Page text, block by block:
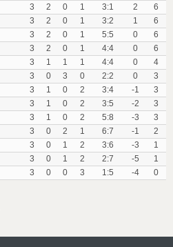
3 2 0 1 3:1 2
6
3 2 0 1 3:2 1
6
3 2 0 1 5:5 0
6
3 2 0 1 4:4 0
6
3 1 1 1 4:4 0
4
3 0 3 0 2:2 0
3
3 1 0 2 3:4 -1
3
3 1 0 2 3:5 -2
3
3 1 0 2 5:8 -3
3
3 0 2 1 6:7 -1
2
3 0 1 2 3:6 -3
1
3 0 1 2 2:7 -5
1
3 0 0 3 1:5 -4 0